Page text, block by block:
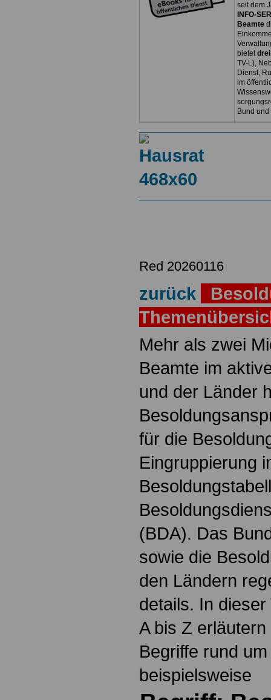
seit dem
INFO-
Beamte
bietet
TV-L),
Dienst,
im
Bund
Red 20260116
zurück
Mehr als zwei
Beamte im
und der Länder
für die
Eingruppierung
(BDA). Das
sowie die
den Ländern
details. In
A bis Z
Begriffe rund
beispielsweise